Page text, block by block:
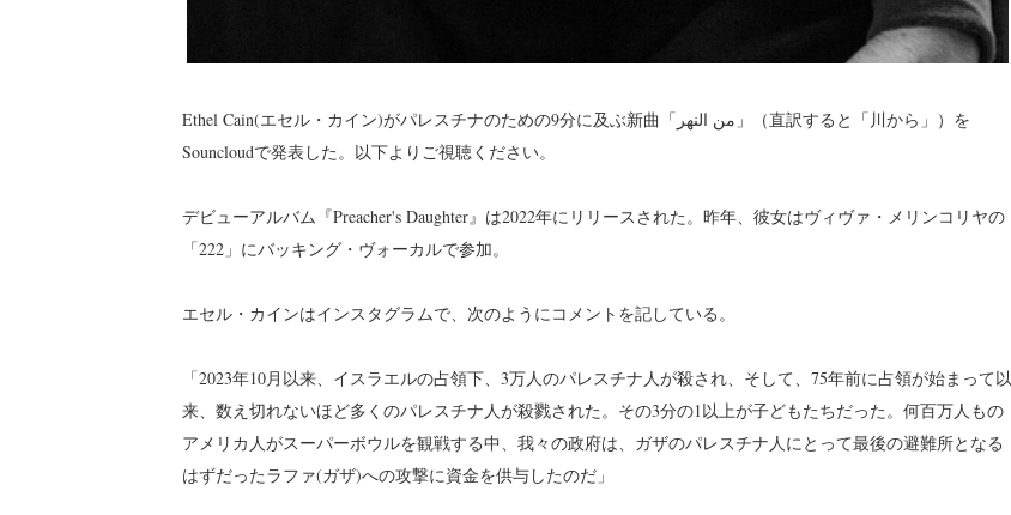
Ethel Cain(エセル・カイン)がパレスチナのための9分に及ぶ新曲「من النهر」（直訳すると「川から」）を
Souncloudで発表した。以下よりご視聴ください。
デビューアルバム『Preacher's Daughter』は2022年にリリースされた。昨年、彼女はヴィヴァ・メリンコリヤの
「222」にバッキング・ヴォーカルで参加。
エセル・カインはインスタグラムで、次のようにコメントを記している。
「2023年10月以来、イスラエルの占領下、3万人のパレスチナ人が殺され、そして、75年前に占領が始まって以
来、数え切れないほど多くのパレスチナ人が殺戮された。その3分の1以上が子どもたちだった。何百万人もの
アメリカ人がスーパーボウルを観戦する中、我々の政府は、ガザのパレスチナ人にとって最後の避難所となる
はずだったラファ(ガザ)への攻撃に資金を供与したのだ」